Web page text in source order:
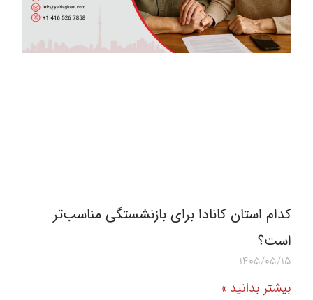
کدام استان کانادا برای بازنشستگی مناسب‌تر
است؟
1405/05/15
بیشتر بدانید »